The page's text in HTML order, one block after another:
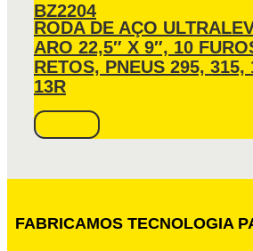
BZ2204
RODA DE AÇO
ARO 22,5″ X 9″, 10
RETOS, PNEUS 295, 315,
13R
FABRICAMOS TECNOLOGIA